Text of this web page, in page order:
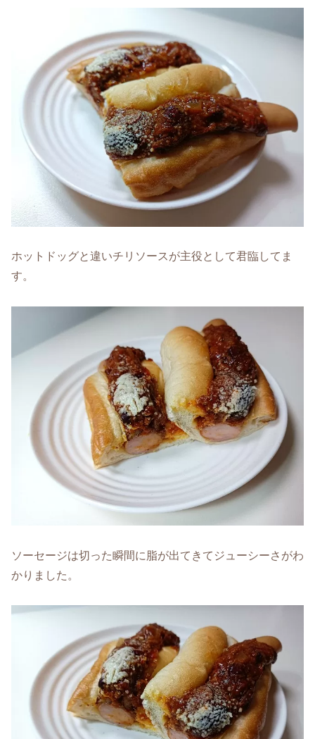
ホットドッグと違いチリソースが主役として君臨してま
す。
ソーセージは切った瞬間に脂が出てきてジューシーさがわ
かりました。